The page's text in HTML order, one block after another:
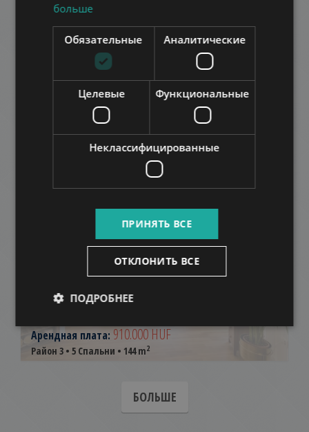
IGLICE PARK
Арендная плата:
Район 3 • 3 Спальни • 107 m
Арендная плата: 910.000 HUF
Район 3 • 5 Спальни • 144 m2
БОЛЬШЕ
больше
Обязательные Аналитические
Целевые Функциональные
Неклассифицированные
ПРИНЯТЬ ВСЕ
ОТКЛОНИТЬ ВСЕ
ПОДРОБНЕЕ